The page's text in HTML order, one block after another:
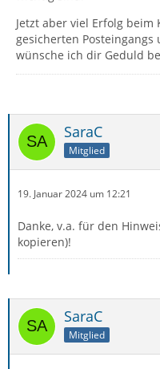
Jetzt aber viel Erfolg
gesicherten
wünsche ich dir Geduld
SaraC
Mitglied
19. Januar 2024 um 12:21
Danke, v.a. für den
kopieren)!
SaraC
Mitglied